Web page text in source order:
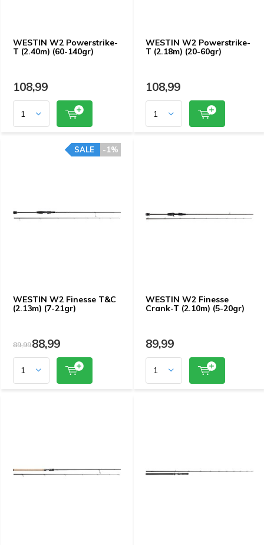
WESTIN W2 Powerstrike-
T (2.40m) (60-140gr)
108,99
WESTIN W2 Powerstrike-
T (2.18m) (20-60gr)
108,99
WESTIN W2 Finesse T&C
(2.13m) (7-21gr)
-1%
SALE
89,9988,99
WESTIN W2 Finesse
Crank-T (2.10m) (5-20gr)
89,99